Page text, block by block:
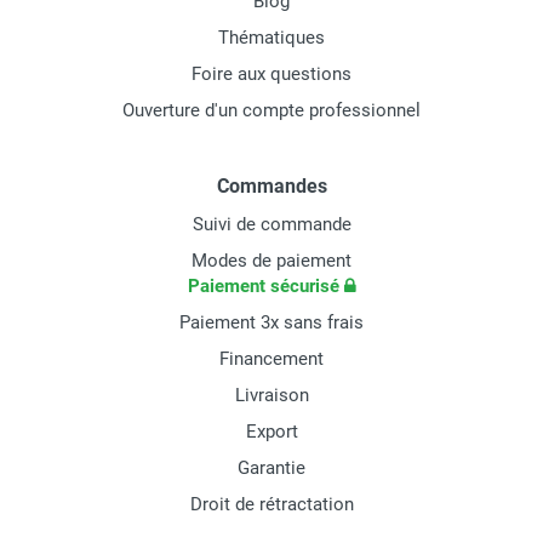
Thématiques
Foire aux questions
Ouverture d'un compte professionnel
Commandes
Suivi de commande
Modes de paiement
Paiement sécurisé
Paiement 3x sans frais
Financement
Livraison
Export
Garantie
Droit de rétractation